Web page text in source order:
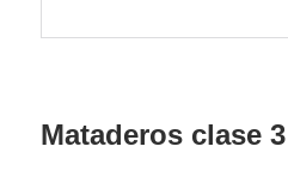
Mataderos clase 3